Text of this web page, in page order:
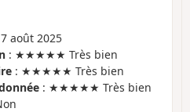
août 2025
: ★★★★★ Très bien
: ★★★★★ Très bien
: ★★★★★ Très bien